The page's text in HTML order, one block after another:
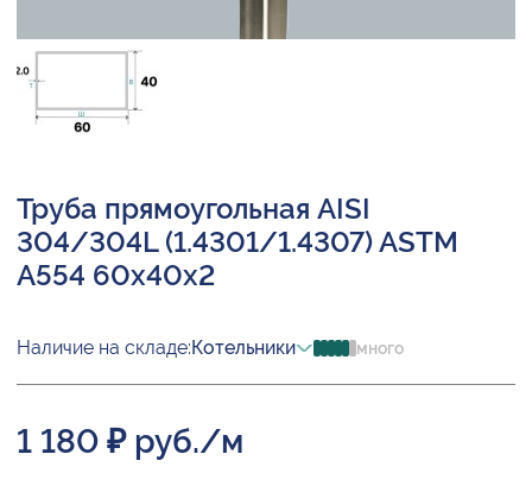
Труба прямоугольная AISI
304/304L (1.4301/1.4307) ASTM
A554 60х40х2
Наличие на складе:Котельники много
1 180 ₽ руб./м